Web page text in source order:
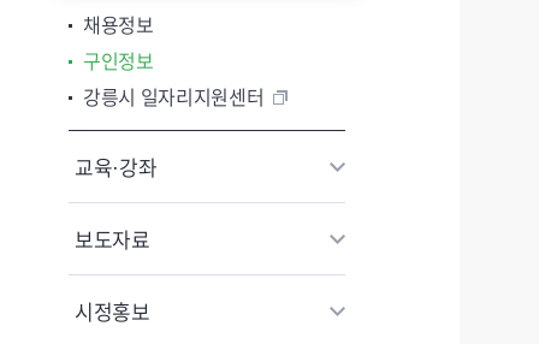
채용정보
구인정보
강릉시 일자리지원센터
교육·강좌
보도자료
시정홍보